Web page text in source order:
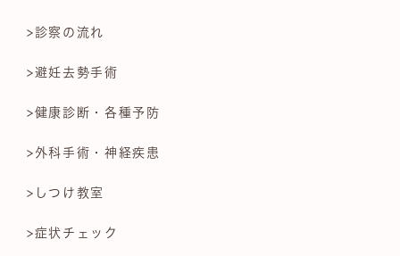
>診察の流れ
>避妊去勢手術
>健康診断・各種予防
>外科手術・神経疾患
>しつけ教室
>症状チェック